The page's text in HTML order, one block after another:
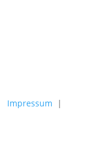
Impressum |